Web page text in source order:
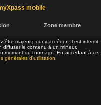
mobile
Zone membre
être majeur pour y accéder. Il est interdit
diffuser le contenu à un mineur.
moment du tournage. En accédant à ce
générales d'utilisation